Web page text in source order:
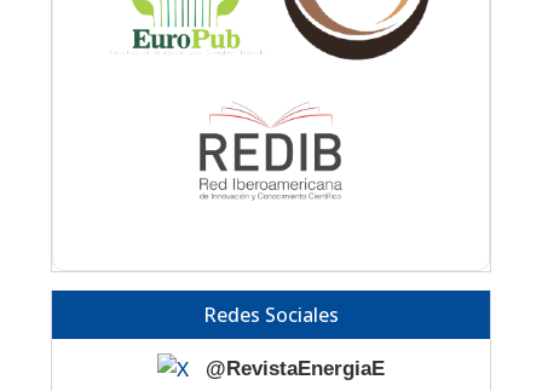
Redes Sociales
@RevistaEnergiaE